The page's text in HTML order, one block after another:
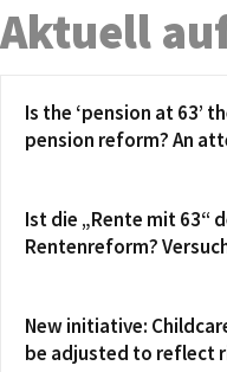
Aktuell
Is the ‘pension at 63’
pension reform? An
Ist die „Rente mit 63“
Rentenreform?
New initiative:
be adjusted to reflect